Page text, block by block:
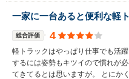
一家に一台あると便利な軽
総合評価 4
軽トラックはやっぱり仕事でも活
するには姿勢もキツイので慣れが
てきてるとは思いますが。 とにか